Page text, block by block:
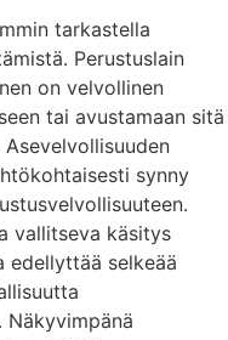
tarkastella
Perustuslain
on velvollinen
tai avustamaan sitä
Asevelvollisuuden
synny
vallitseva käsitys
edellyttää selkeää
Näkyvimpänä